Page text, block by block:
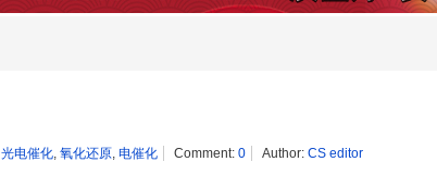
光电催化, 氧化还原, 电催化 Comment: 0 Author: CS editor